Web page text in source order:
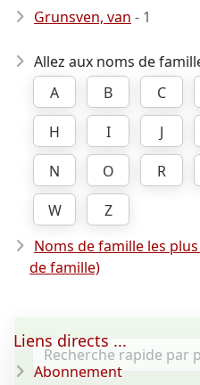
Grunsven, van - 1
Allez aux noms de
A
B C
H
I J
N
O R
W
Z
Noms de famille les
de famille)
Liens directs ...
Abonnement